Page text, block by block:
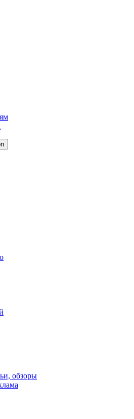
обзоры